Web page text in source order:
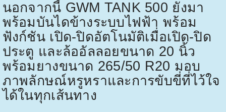
นอกจากนี้ GWM TANK 500 ยังมา
พร้อมบันไดข้างระบบไฟฟ้า พร้อม
ฟังก์ชัน เปิด-ปิดอัตโนมัติเมื่อเปิด-ปิด
ประตู และล้ออัลลอยขนาด 20 นิ้ว
พร้อมยางขนาด 265/50 R20 มอบ
ภาพลักษณ์หรูหราและการขับขี่ที่ไว้ใจ
ได้ในทุกเส้นทาง